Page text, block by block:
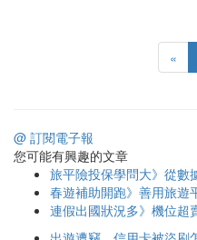
«
@ 訂閱電子報
您可能有興趣的文章
旅平險投保學問大》從數
春遊補助開跑》善用旅遊
連假出國狀況多》機位超